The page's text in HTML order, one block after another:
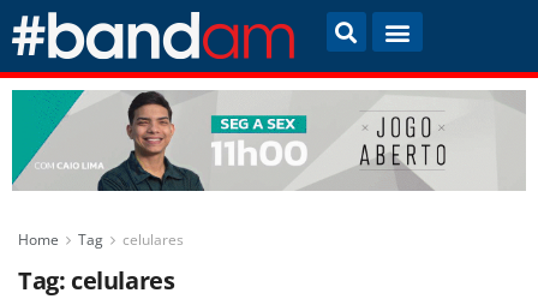
Home Tag celulares
Tag: celulares